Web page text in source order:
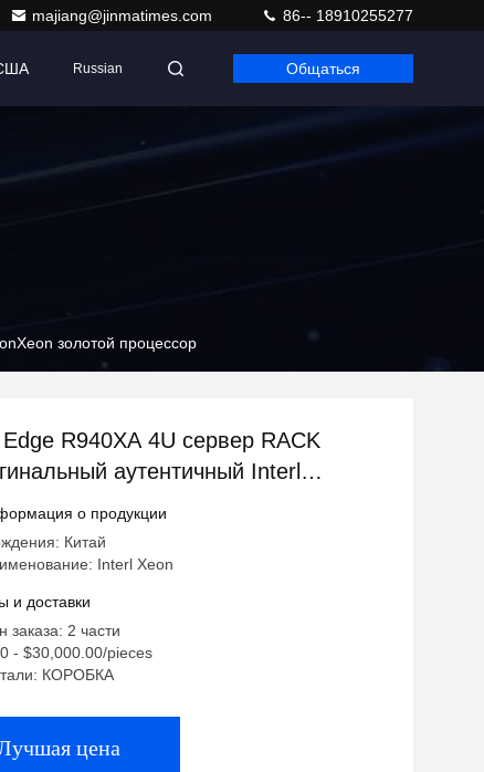
majiang@jinmatimes.com 86-- 18910255277
Russian Общаться
золотой процессор
R940XA 4U сервер RACK
аутентичный Interl
процессор
о продукции
Китай
Interl Xeon
и доставки
заказа: 2 части
- $30,000.00/pieces
КОРОБКА
цена